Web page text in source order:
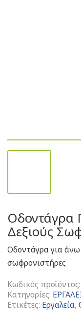
Οδοντάγρα
Δεξιούς
Οδοντάγρα για άνω
σωφρονιστήρες
Κωδικός προϊόντος:
Κατηγορίες:
Ετικέτες: Εργαλεία,